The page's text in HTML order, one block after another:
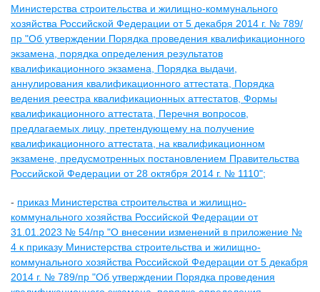
Министерства строительства и жилищно-коммунального
хозяйства Российской Федерации от 5 декабря 2014 г. № 789/
пр "Об утверждении Порядка проведения квалификационного
экзамена, порядка определения результатов
квалификационного экзамена, Порядка выдачи,
аннулирования квалификационного аттестата, Порядка
ведения реестра квалификационных аттестатов, Формы
квалификационного аттестата, Перечня вопросов,
предлагаемых лицу, претендующему на получение
квалификационного аттестата, на квалификационном
экзамене, предусмотренных постановлением Правительства
Российской Федерации от 28 октября 2014 г. № 1110";
- приказ Министерства строительства и жилищно-
коммунального хозяйства Российской Федерации от
31.01.2023 № 54/пр "О внесении изменений в приложение №
4 к приказу Министерства строительства и жилищно-
коммунального хозяйства Российской Федерации от 5 декабря
2014 г. № 789/пр "Об утверждении Порядка проведения